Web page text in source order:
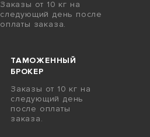
Заказы от 10 кг на
следующий день после
оплаты заказа.
ТАМОЖЕННЫЙ
БРОКЕР
Заказы от 10 кг на
следующий день
после оплаты
заказа.